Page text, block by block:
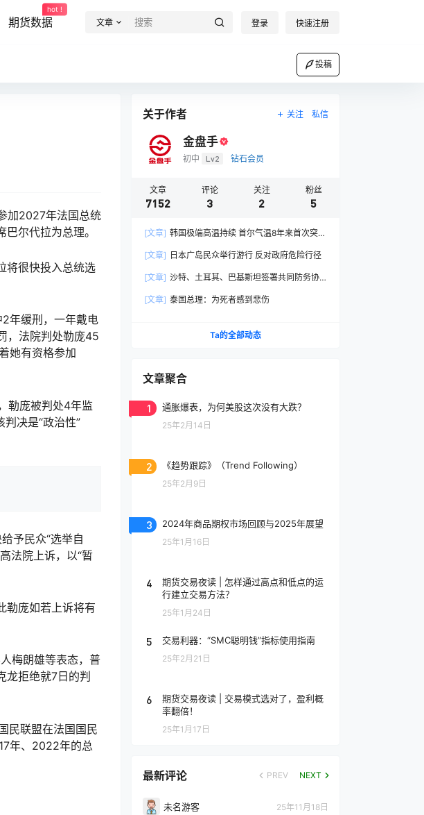
期货数据
hot !
文章 登录 快速注册
投稿
加2027年法国总统
尔代拉为总理。
很快投入总统选
年缓刑，一年戴电
，法院判处勒庞45
她有资格参加
勒庞被判处4年监
决是“政治性”
予民众“选举自
法院上诉，以“暂
庞如若上诉将有
梅朗雄等表态，普
龙拒绝就7日的判
民联盟在法国国民
年、2022年的总
关于作者 关注 私信
金盘手
初中 Lv2 钻石会员
文章
7152
评论
3
关注
2
粉丝
5
[文章] 韩国极端高温持续 首尔气温8年来首次突破
[文章] 日本广岛民众举行游行 反对政府危险行径
[文章] 沙特、土耳其、巴基斯坦签署共同防务协
[文章] 泰国总理：为死者感到悲伤
Ta的全部动态
文章聚合
1 通胀爆表，为何美股这次没有大跌？
25年2月14日
2 《趋势跟踪》（Trend Following）
25年2月9日
3 2024年商品期权市场回顾与2025年展望
25年1月16日
4
期货交易夜读 | 怎样通过高点和低点的运
行建立交易方法？
25年1月24日
5 交易利器：“SMC聪明钱”指标使用指南
25年2月21日
6
期货交易夜读 | 交易模式选对了，盈利概
率翻倍！
25年1月17日
最新评论 PREV NEXT
未名游客 25年11月18日